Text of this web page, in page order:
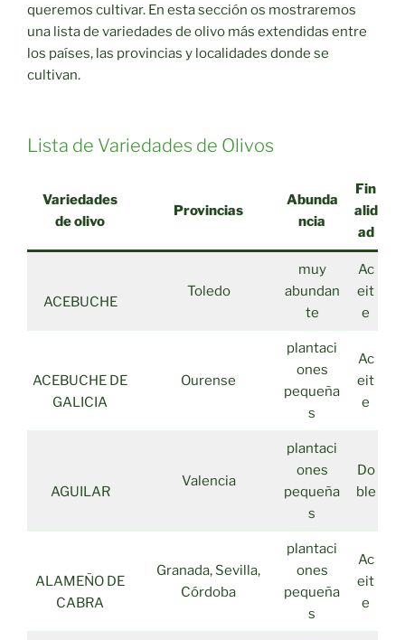
queremos cultivar. En esta sección os mostraremos
una lista de variedades de olivo más extendidas entre
los países, las provincias y localidades donde se
cultivan.
Lista de Variedades de Olivos
Variedades
de olivo
Provincias
Abunda
ncia
Fin
alid
ad
ACEBUCHE
Toledo
muy
abundan
te
Ac
eit
e
ACEBUCHE DE
GALICIA
Ourense
plantaci
ones
pequeña
s
Ac
eit
e
AGUILAR
Valencia
plantaci
ones
pequeña
s
Do
ble
ALAMEÑO DE
CABRA
Granada, Sevilla,
Córdoba
plantaci
ones
pequeña
s
Ac
eit
e